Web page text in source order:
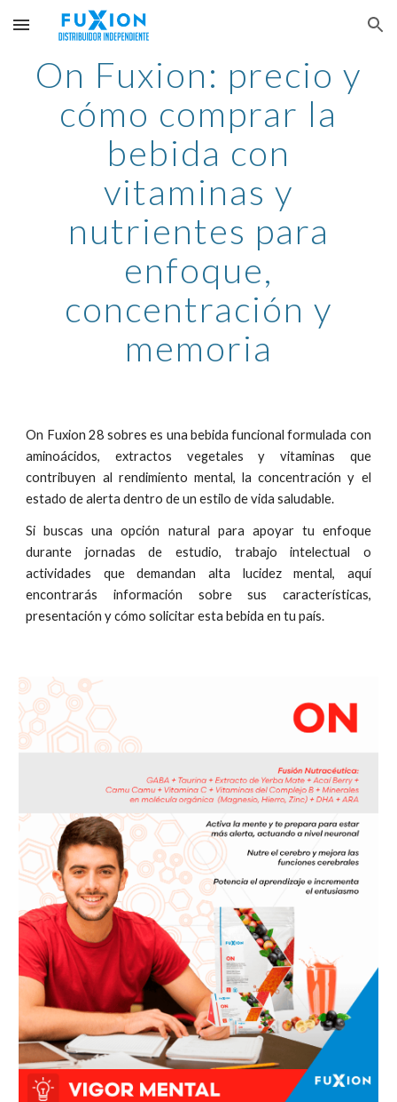
Skip to main content Skip to navigation
On Fuxion: precio y
cómo comprar la
bebida con
vitaminas y
nutrientes para
enfoque,
concentración y
memoria
On Fuxion 28 sobres es una bebida funcional formulada con
aminoácidos, extractos vegetales y vitaminas que
contribuyen al rendimiento mental, la concentración y el
estado de alerta dentro de un estilo de vida saludable.
Si buscas una opción natural para apoyar tu enfoque
durante jornadas de estudio, trabajo intelectual o
actividades que demandan alta lucidez mental, aquí
encontrarás información sobre sus características,
presentación y cómo solicitaresta bebida en tu país.